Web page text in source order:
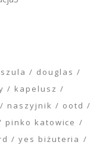
douglas
kapelusz
naszyjnik
ootd
pinko katowice
yes biżuteria